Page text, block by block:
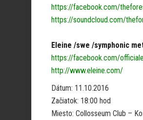
https://facebook.com/
https://soundcloud.com/
Eleine /swe /symphonic
https://facebook.com/
http://www.eleine.com/
Dátum: 11.10.2016
Začiatok: 18:00 hod
Miesto: Collosseum Club –